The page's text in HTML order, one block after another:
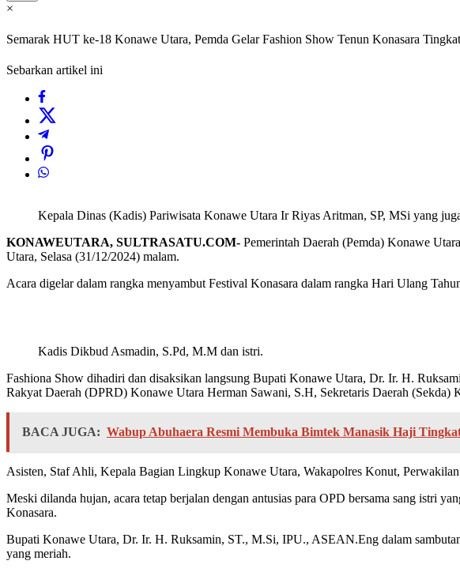
×
Semarak HUT ke-18 Konawe Utara, Pemda Gelar Fashion Show Tenun Konasara
Sebarkan artikel ini
Kepala Dinas (Kadis) Pariwisata Konawe Utara Ir Riyas Aritman, SP, MSi yang
KONAWEUTARA, SULTRASATU.COM- Pemerintah Daerah (Pemda) Konawe
Utara, Selasa (31/12/2024) malam.
Acara digelar dalam rangka menyambut Festival Konasara dalam rangka Hari Ulang
Kadis Dikbud Asmadin, S.Pd, M.M dan istri.
Fashiona Show dihadiri dan disaksikan langsung Bupati Konawe Utara, Dr. Ir. H.
Rakyat Daerah (DPRD) Konawe Utara Herman Sawani, S.H, Sekretaris Daerah
BACA JUGA: Wabup Abuhaera Resmi Membuka Bimtek Manasik Haji
Asisten, Staf Ahli, Kepala Bagian Lingkup Konawe Utara, Wakapolres Konut,
Meski dilanda hujan, acara tetap berjalan dengan antusias para OPD bersama sang istri
Konasara.
Bupati Konawe Utara, Dr. Ir. H. Ruksamin, ST., M.Si, IPU., ASEAN.Eng dalam
yang meriah.